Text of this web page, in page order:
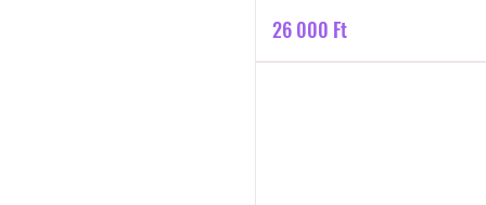
Ár
26 000 Ft